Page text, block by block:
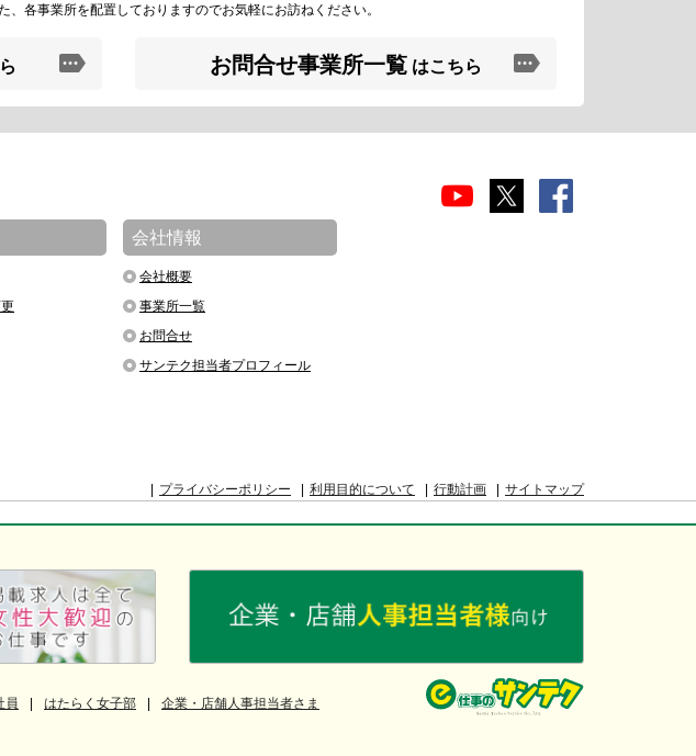
各事業所を配置しておりますのでお気軽にお訪ねください。
お問合せ事業所一覧 はこちら
会社情報
会社概要
事業所一覧
お問合せ
サンテク担当者プロフィール
プライバシーポリシー 利用目的について 行動計画 サイトマップ
員 はたらく女子部 企業・店舗人事担当者さま